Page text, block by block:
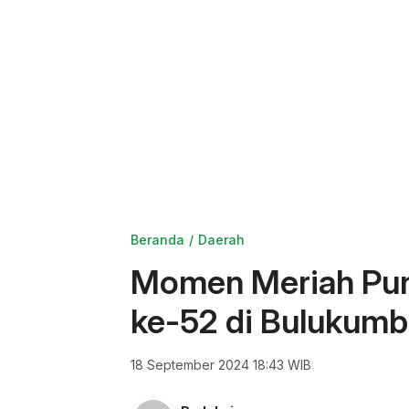
Beranda Daerah
Momen Meriah
ke-52 di
18 September 2024 18:43 WIB